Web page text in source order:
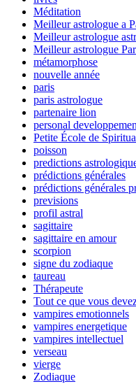
Méditation
Meilleur astrologue a
Meilleur astrologue
Meilleur astrologue
métamorphose
nouvelle année
paris
paris astrologue
partenaire lion
personal
Petite École de
poisson
predictions
prédictions générales
prédictions générales
previsions
profil astral
sagittaire
sagittaire en amour
scorpion
signe du zodiaque
taureau
Thérapeute
Tout ce que vous
vampires emotionnels
vampires energetique
vampires intellectuel
verseau
vierge
Zodiaque